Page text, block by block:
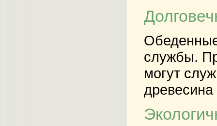
службы.
могут
древесина